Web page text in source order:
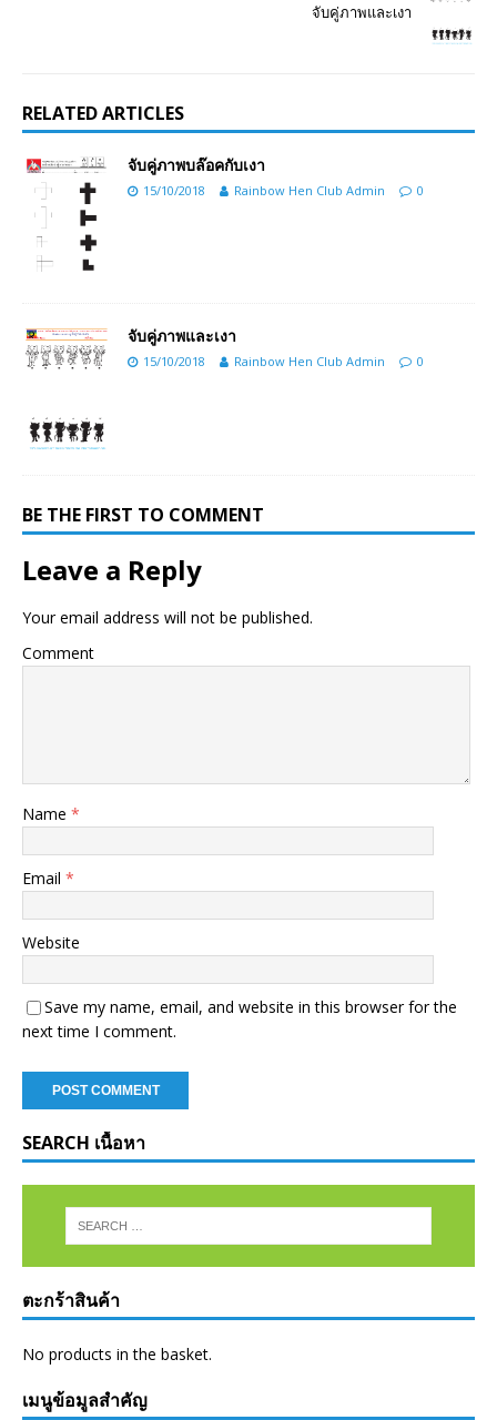
จับคู่ภาพและเงา
RELATED ARTICLES
จับคู่ภาพบล๊อคกับเงา
15/10/2018 Rainbow Hen Club Admin 0
จับคู่ภาพและเงา
15/10/2018 Rainbow Hen Club Admin 0
BE THE FIRST TO COMMENT
Leave a Reply
Your email address will not be published.
Comment
Name *
Email *
Website
Save my name, email, and website in this browser for the
next time I comment.
SEARCH เนื้อหา
ตะกร้าสินค้า
No products in the basket.
เมนูข้อมูลสำคัญ